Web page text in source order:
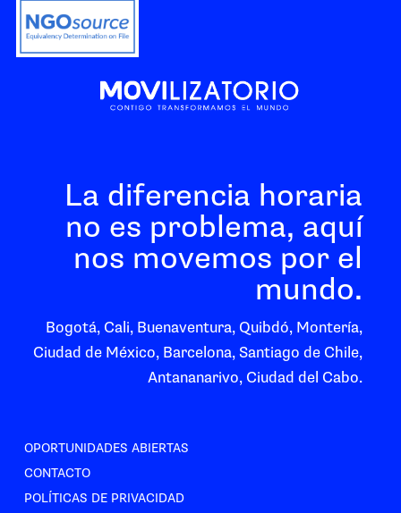
OPORTUNIDADES ABIERTAS
CONTACTO
POLÍTICAS DE PRIVACIDAD
La diferencia horaria
no es problema, aquí
nos movemos por el
mundo.
Bogotá, Cali, Buenaventura, Quibdó, Montería,
Ciudad de México, Barcelona, Santiago de Chile,
Antananarivo, Ciudad del Cabo.